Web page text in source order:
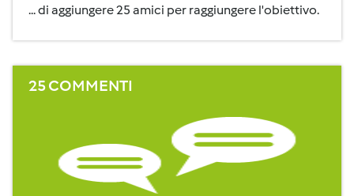
... di aggiungere 25 amici per raggiungere l'obiettivo.
25 COMMENTI